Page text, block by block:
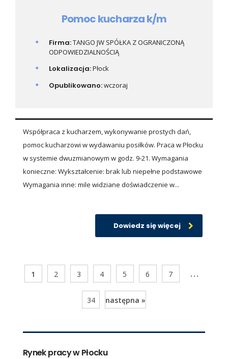
Pomoc kucharza k/m
Firma:TANGO JW SPÓŁKA Z OGRANICZONĄ
ODPOWIEDZIALNOŚCIĄ
Lokalizacja:Płock
Opublikowano:wczoraj
Współpraca z kucharzem, wykonywanie prostych dań,
pomoc kucharzowi w wydawaniu posiłków. Praca w Płocku
w systemie dwuzmianowym w godz. 9-21. Wymagania
konieczne: Wykształcenie: brak lub niepełne podstawowe
Wymagania inne: mile widziane doświadczenie w...
Dowiedz się więcej
1 2 3 4 5 6 7 ...
34 następna »
Rynek pracy w Płocku